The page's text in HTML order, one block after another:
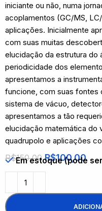
iniciante ou não, numa
acoplamentos (GC/MS,
aplicações. Inicialmente
com suas muitas
elucidação da estrutura do
periodicidade dos
apresentamos a
funcione, com suas fontes
sistema de vácuo,
apresentamos a tão
elucidação matemática do
quadrupolo e aplicações
R$150,00 R$100,00
Em estoque (pode